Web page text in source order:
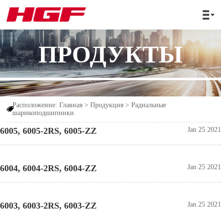

ПРОДУКТЫ

Расположение:Главная >Продукция >Радиальные
шарикоподшипники
6005, 6005-2RS, 6005-ZZ Jan 25 2021
6004, 6004-2RS, 6004-ZZ Jan 25 2021
6003, 6003-2RS, 6003-ZZ Jan 25 2021